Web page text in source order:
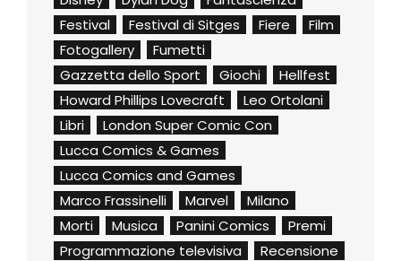
Festival
Festival di Sitges Fiere
Film
Fotogallery
Fumetti
Gazzetta dello Sport
Giochi
Hellfest
Howard Phillips Lovecraft
Leo Ortolani
Libri
London Super Comic Con
Lucca Comics & Games
Lucca Comics and Games
Marco Frassinelli
Marvel
Milano
Morti
Musica Panini Comics
Premi
Programmazione televisiva
Recensione